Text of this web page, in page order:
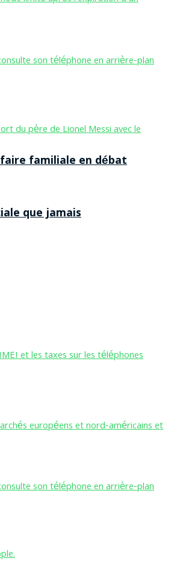
que jamais
familiale en débat